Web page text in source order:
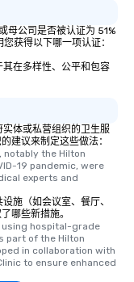
公司是否被认证为 51%
获得以下哪一项认证：
在多样性、公平和包容
体或私营组织的卫生服
建议来制定这些做法：
notably the Hilton
19 pandemic, were
experts and
施（如会议室、餐厅、
哪些新措施。
using hospital-grade
part of the Hilton
in collaboration with
to ensure enhanced